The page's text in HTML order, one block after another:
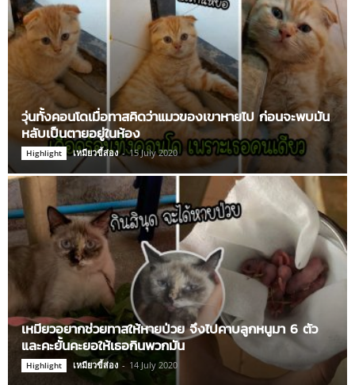
วุ่นทั้งคอนโดเมื่อทาสคิดว่าแมวของเขาหายไป ก่อนจะพบมัน
หลับเป็นตายอยู่ในห้อง
Highlight เหมียวขี้ส่อง - 15 July 2020
เหมียวอยากช่วยทาสให้หายป่วย จึงไปคาบลูกหนูมา 6 ตัว
และคะยั้นคะยอให้เธอกินพวกมัน
Highlight เหมียวขี้ส่อง - 14 July 2020